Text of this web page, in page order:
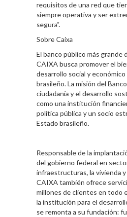
requisitos de una red que
siempre operativa y ser
segura".
Sobre Caixa
El banco público más grande
CAIXA busca promover el
desarrollo social y
brasileño. La misión del
ciudadanía y el desarrollo
como una institución
política pública y un socio
Estado brasileño.
Responsable de la
del gobierno federal en
infraestructuras, la vivienda
CAIXA también ofrece
millones de clientes en todo
la institución para el
se remonta a su fundación: